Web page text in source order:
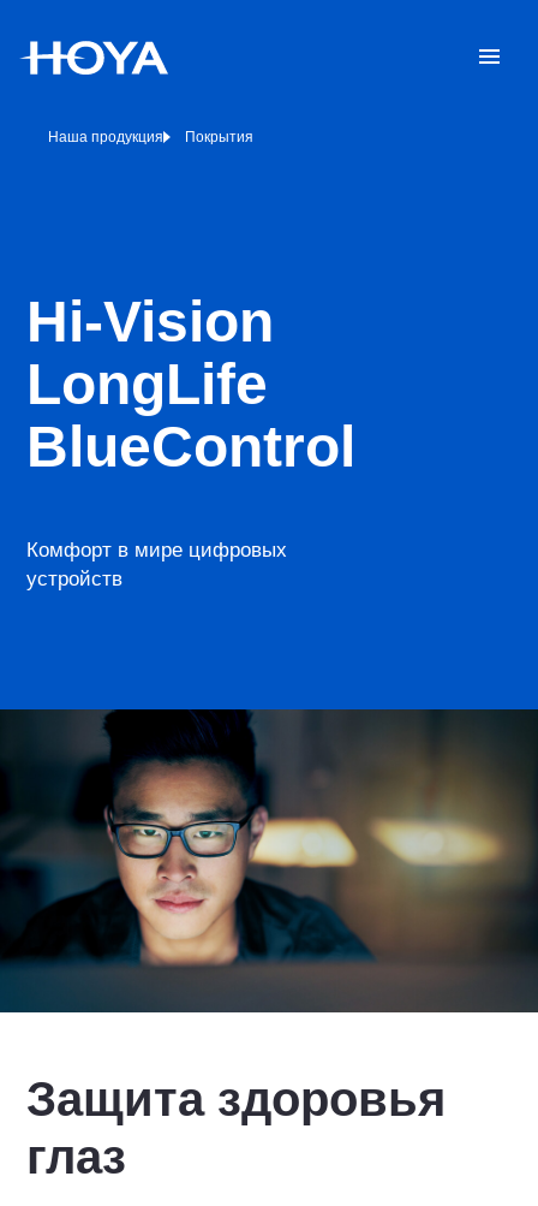
Наша продукция Покрытия
Комфорт в мире цифровых
устройств
Hi-Vision
LongLife
BlueControl
Защита здоровья
глаз